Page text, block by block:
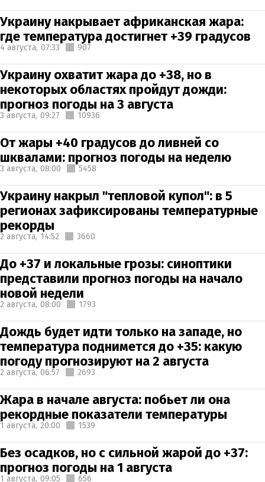
Украину накрывает африканская жара:
где температура достигнет +39 градусов
4 августа, 07:33 907
Украину охватит жара до +38, но в
некоторых областях пройдут дожди:
прогноз погоды на 3 августа
3 августа, 09:27 10936
От жары +40 градусов до ливней со
шквалами: прогноз погоды на неделю
3 августа, 08:00 5458
Украину накрыл "тепловой купол": в 5
регионах зафиксированы температурные
рекорды
2 августа, 14:52 3660
До +37 и локальные грозы: синоптики
представили прогноз погоды на начало
новой недели
2 августа, 08:00 1793
Дождь будет идти только на западе, но
температура поднимется до +35: какую
погоду прогнозируют на 2 августа
2 августа, 06:57 2693
Жара в начале августа: побьет ли она
рекордные показатели температуры
1 августа, 20:00 1539
Без осадков, но с сильной жарой до +37:
прогноз погоды на 1 августа
1 августа, 09:05 656